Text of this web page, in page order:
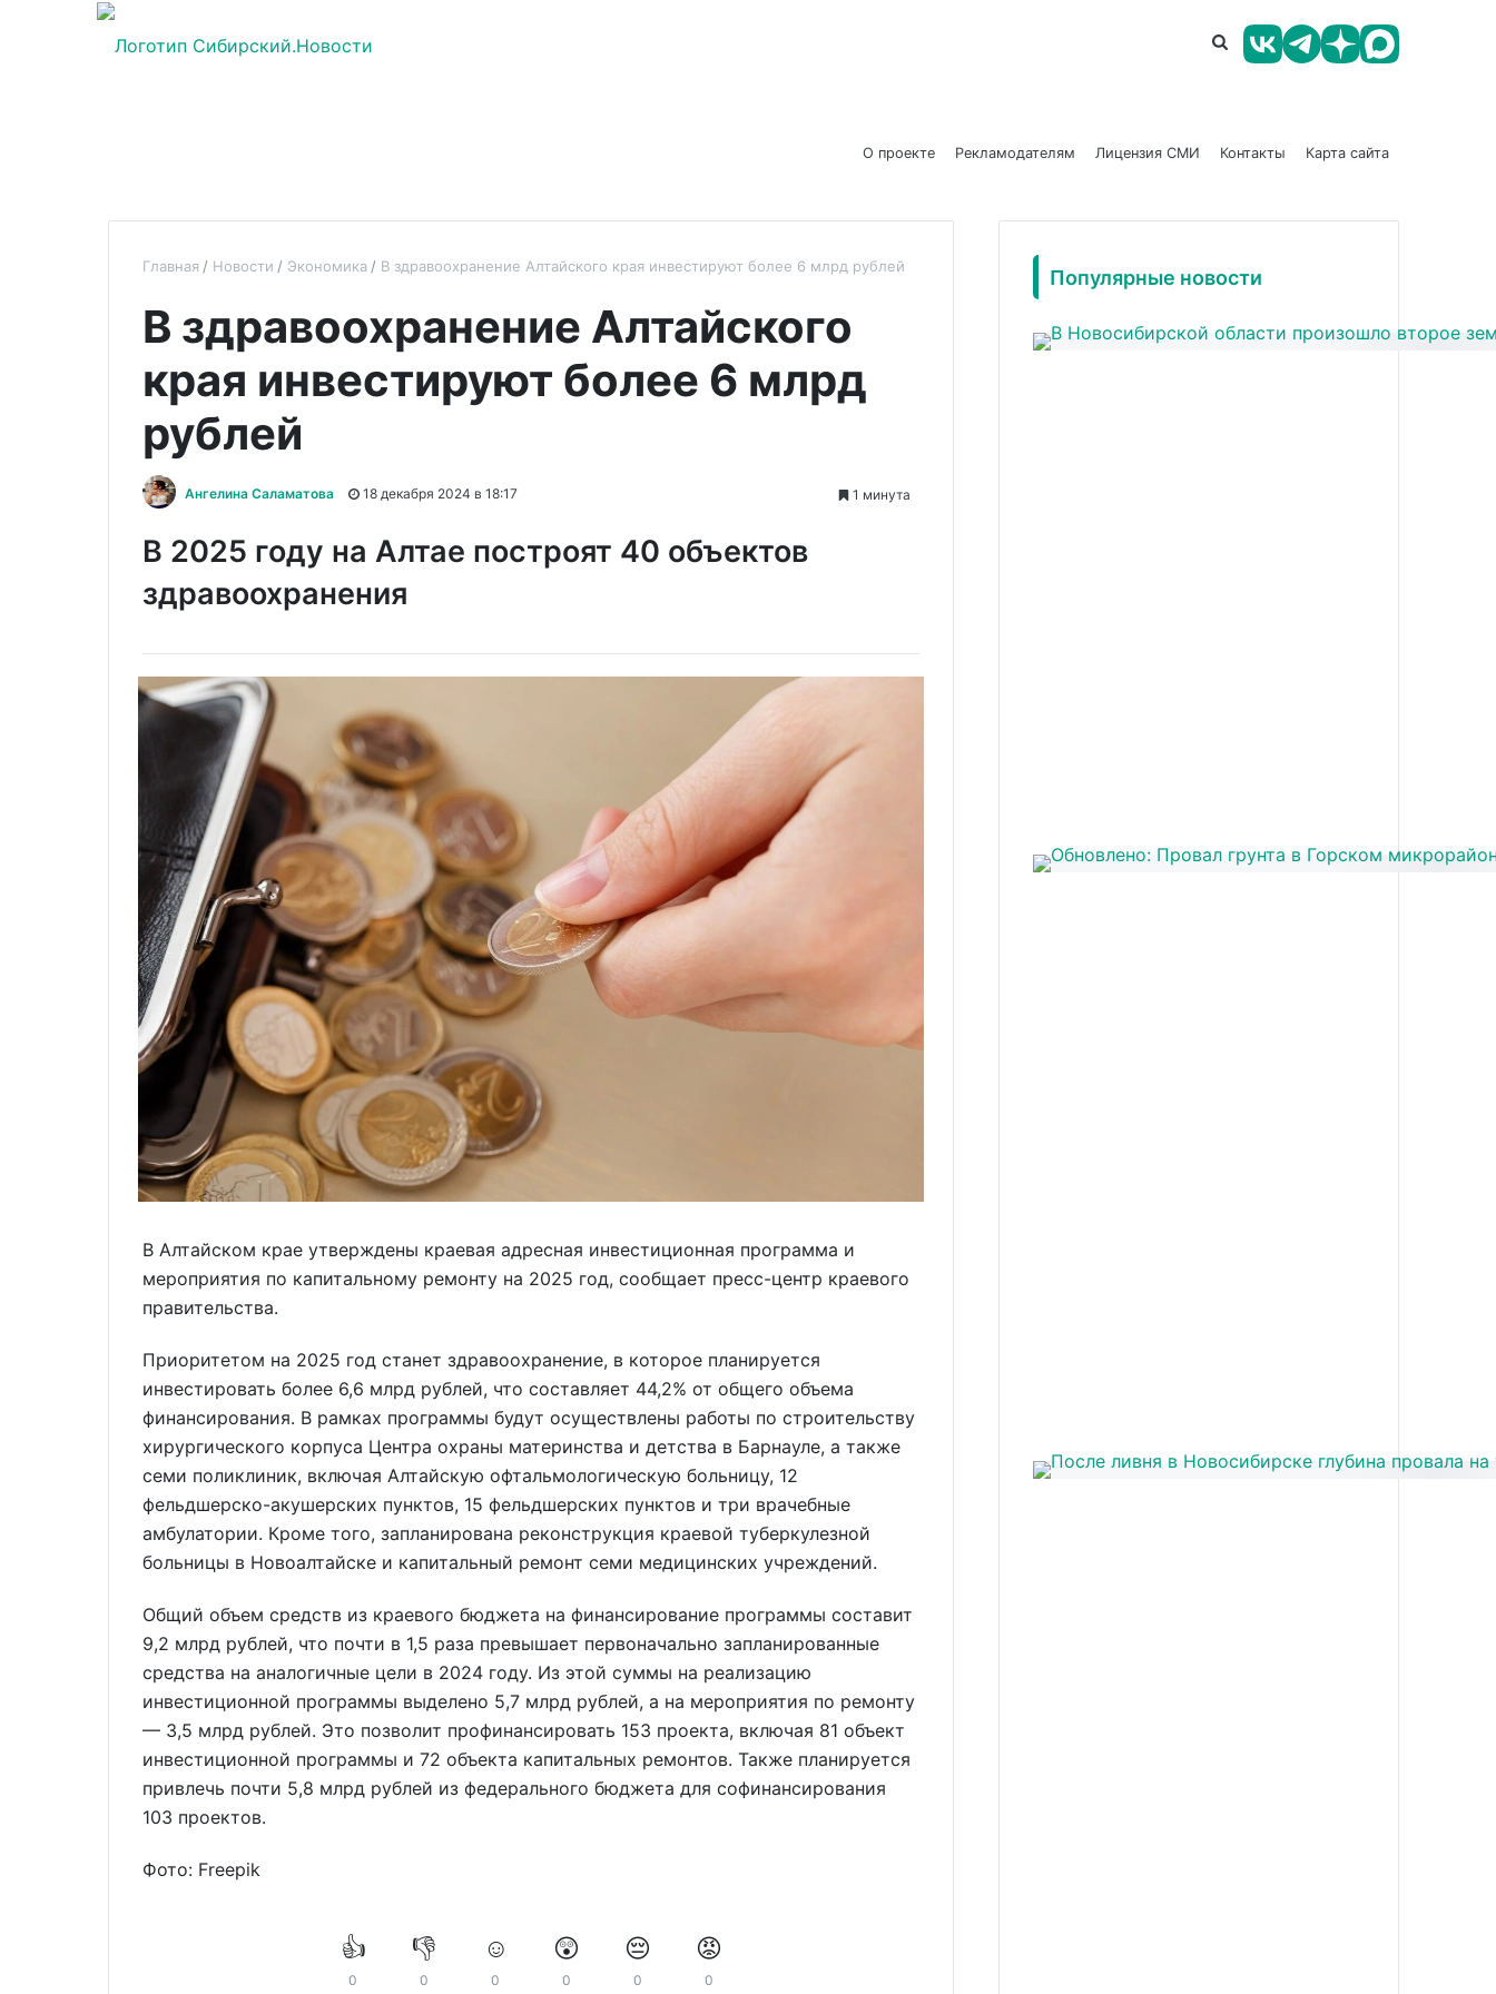
О проекте Рекламодателям Лицензия СМИ Контакты Карта сайта
Главная Новости Экономика В здравоохранение Алтайского края инвестируют более 6 млрд рублей
В здравоохранение Алтайского
края инвестируют более 6 млрд
рублей
Ангелина Саламатова 18 декабря 2024 в 18:17 1 минута
В 2025 году на Алтае построят 40 объектов
здравоохранения
В Алтайском крае утверждены краевая адресная инвестиционная программа и
мероприятия по капитальному ремонту на 2025 год, сообщает пресс-центр краевого
правительства.
Приоритетом на 2025 год станет здравоохранение, в которое планируется
инвестировать более 6,6 млрд рублей, что составляет 44,2% от общего объема
финансирования. В рамках программы будут осуществлены работы по строительству
хирургического корпуса Центра охраны материнства и детства в Барнауле, а также
семи поликлиник, включая Алтайскую офтальмологическую больницу, 12
фельдшерско-акушерских пунктов, 15 фельдшерских пунктов и три врачебные
амбулатории. Кроме того, запланирована реконструкция краевой туберкулезной
больницы в Новоалтайске и капитальный ремонт семи медицинских учреждений.
Общий объем средств из краевого бюджета на финансирование программы составит
9,2 млрд рублей, что почти в 1,5 раза превышает первоначально запланированные
средства на аналогичные цели в 2024 году. Из этой суммы на реализацию
инвестиционной программы выделено 5,7 млрд рублей, а на мероприятия по ремонту
— 3,5 млрд рублей. Это позволит профинансировать 153 проекта, включая 81 объект
инвестиционной программы и 72 объекта капитальных ремонтов. Также планируется
привлечь почти 5,8 млрд рублей из федерального бюджета для софинансирования
103 проектов.
Фото: Freepik
👍
0
👎
0
☺️
0
😲
0
😔
0
😡
0
Популярные новости